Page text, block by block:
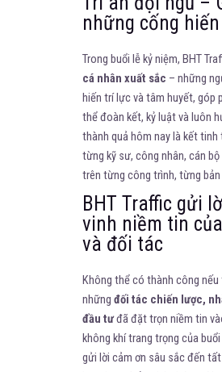
những cống
Trong buổi lễ kỷ niệm, BHT
cá nhân xuất sắc – những
hiến trí lực và tâm huyết, góp
thể đoàn kết, kỷ luật và luôn
thành quả hôm nay là kết
từng kỹ sư, công nhân, cán
trên từng công trình, từng bản
BHT Traffic gửi
vinh niềm tin
và đối tác
Không thể có thành công
nhữngđối tác chiến lược,
đầu tưđã đặt trọn niềm tin
không khí trang trọng của
gửi lời cảm ơn sâu sắc đến